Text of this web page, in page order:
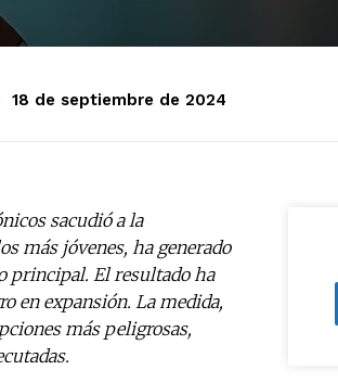
18 de septiembre de 2024
sacudió a la
más jóvenes, ha generado
principal. El resultado ha
en expansión. La medida,
más peligrosas,